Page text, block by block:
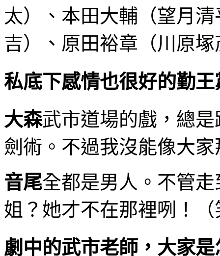
太）、本田大輔（望月
吉）、原田裕章（川原
私底下感情也很好的勤
大森武市道場的戲，總
劍術。不過我沒能像大
音尾全都是男人。不管
姐？她才不在那裡咧！
劇中的武市老師，大家